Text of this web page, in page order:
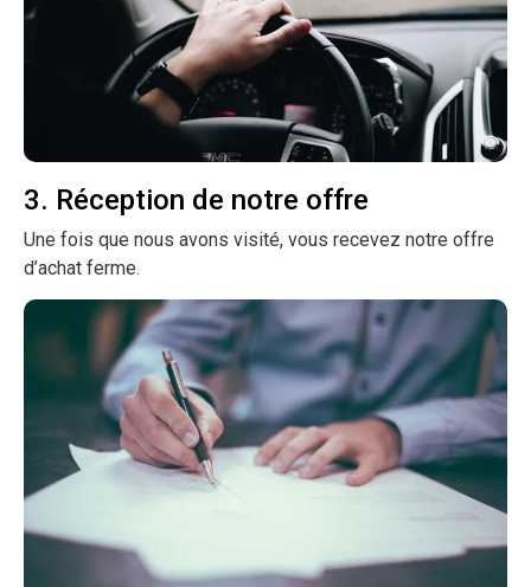
3. Réception de notre offre
Une fois que nous avons visité, vous recevez notre offre
d’achat ferme.